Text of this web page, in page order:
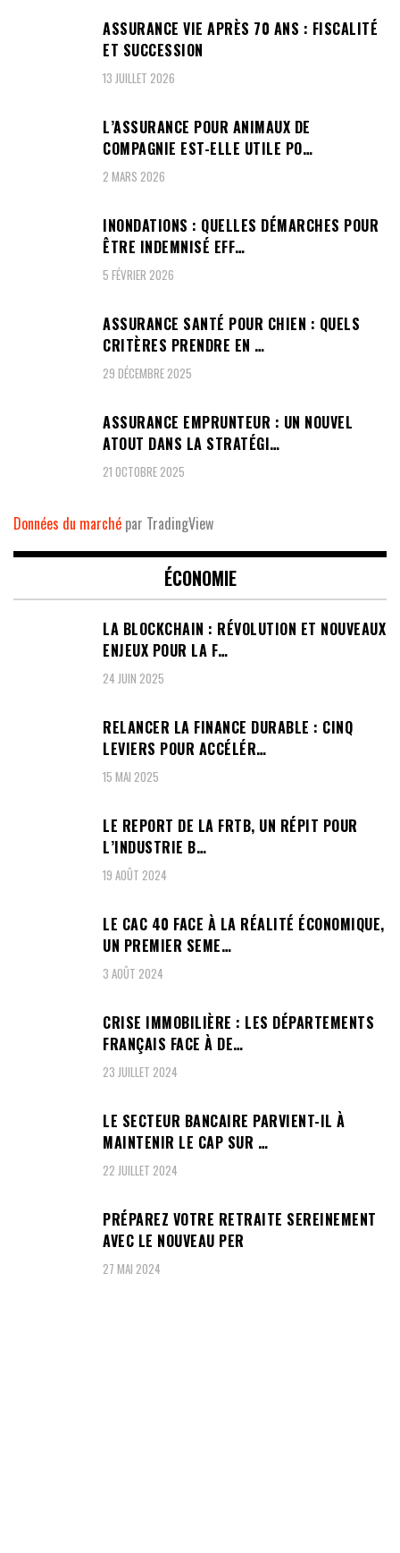
ASSURANCE VIE APRÈS 70 ANS : FISCALITÉ
ET SUCCESSION
13 JUILLET 2026
L’ASSURANCE POUR ANIMAUX DE
COMPAGNIE EST-ELLE UTILE PO…
2 MARS 2026
INONDATIONS : QUELLES DÉMARCHES POUR
ÊTRE INDEMNISÉ EFF…
5 FÉVRIER 2026
ASSURANCE SANTÉ POUR CHIEN : QUELS
CRITÈRES PRENDRE EN …
29 DÉCEMBRE 2025
ASSURANCE EMPRUNTEUR : UN NOUVEL
ATOUT DANS LA STRATÉGI…
21 OCTOBRE 2025
Données du marché par TradingView
ÉCONOMIE
LA BLOCKCHAIN : RÉVOLUTION ET NOUVEAUX
ENJEUX POUR LA F…
24 JUIN 2025
RELANCER LA FINANCE DURABLE : CINQ
LEVIERS POUR ACCÉLÉR…
15 MAI 2025
LE REPORT DE LA FRTB, UN RÉPIT POUR
L’INDUSTRIE B…
19 AOÛT 2024
LE CAC 40 FACE À LA RÉALITÉ ÉCONOMIQUE,
UN PREMIER SEME…
3 AOÛT 2024
CRISE IMMOBILIÈRE : LES DÉPARTEMENTS
FRANÇAIS FACE À DE…
23 JUILLET 2024
LE SECTEUR BANCAIRE PARVIENT-IL À
MAINTENIR LE CAP SUR …
22 JUILLET 2024
PRÉPAREZ VOTRE RETRAITE SEREINEMENT
AVEC LE NOUVEAU PER
27 MAI 2024